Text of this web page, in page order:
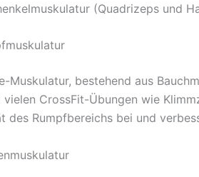
(Quadrizeps und
Muskulatur, bestehend aus
CrossFit-Übungen wie
des Rumpfbereichs bei und